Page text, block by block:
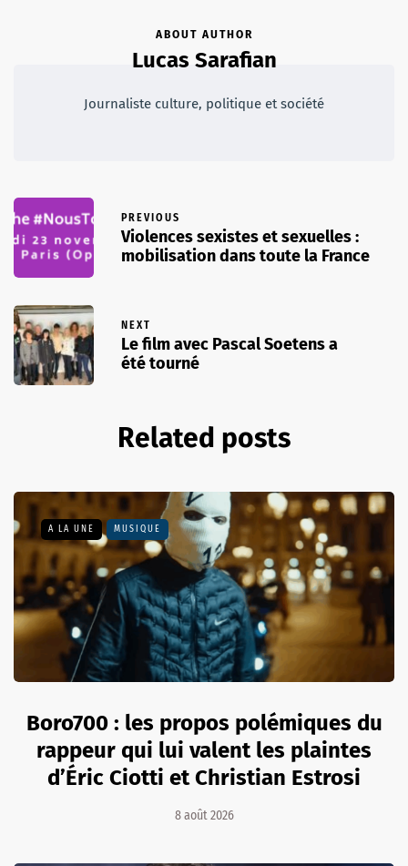
ABOUT AUTHOR
Lucas Sarafian
Journaliste culture, politique et société
PREVIOUS
Violences sexistes et sexuelles :
mobilisation dans toute la France
NEXT
Le film avec Pascal Soetens a
été tourné
Related posts
A LA UNE MUSIQUE
Boro700 : les propos polémiques du
rappeur qui lui valent les plaintes
d’Éric Ciotti et Christian Estrosi
8 août 2026